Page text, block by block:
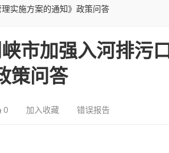
实施方案的通知》政策问答
市加强入河排污口
策问答
0 加入收藏 错误报告